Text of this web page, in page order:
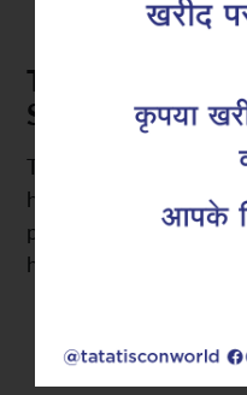
Tata Tiscon
Superlinks
Tata Tiscon 550SD are
highly accurate and
possess uniform ridges,
high…